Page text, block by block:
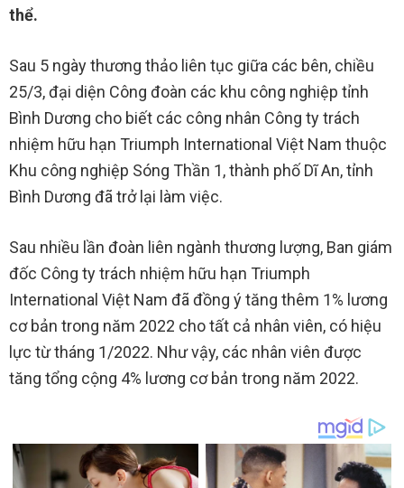
thể.
Sau 5 ngày thương thảo liên tục giữa các bên, chiều
25/3, đại diện Công đoàn các khu công nghiệp tỉnh
Bình Dương cho biết các công nhân Công ty trách
nhiệm hữu hạn Triumph International Việt Nam thuộc
Khu công nghiệp Sóng Thần 1, thành phố Dĩ An, tỉnh
Bình Dương đã trở lại làm việc.
Sau nhiều lần đoàn liên ngành thương lượng, Ban giám
đốc Công ty trách nhiệm hữu hạn Triumph
International Việt Nam đã đồng ý tăng thêm 1% lương
cơ bản trong năm 2022 cho tất cả nhân viên, có hiệu
lực từ tháng 1/2022. Như vậy, các nhân viên được
tăng tổng cộng 4% lương cơ bản trong năm 2022.